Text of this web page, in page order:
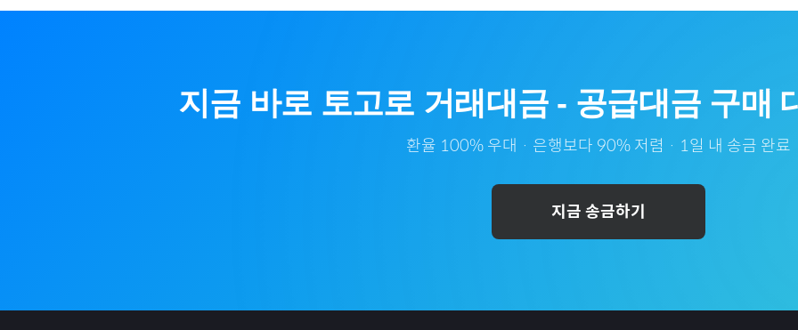
지금 바로 토고로 거래대금 - 공급대금 구매
환율 100% 우대 · 은행보다 90% 저렴 · 1일 내 송금 완료
지금 송금하기